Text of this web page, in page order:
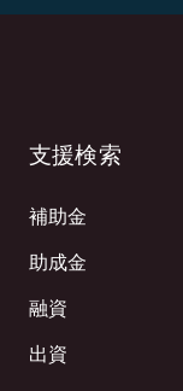
支援検索
補助金
助成金
融資
出資